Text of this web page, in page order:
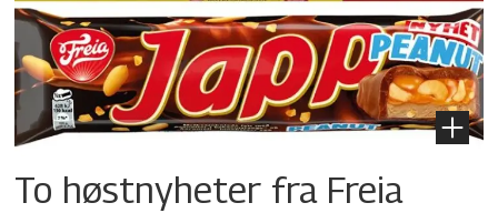
To høstnyheter fra Freia